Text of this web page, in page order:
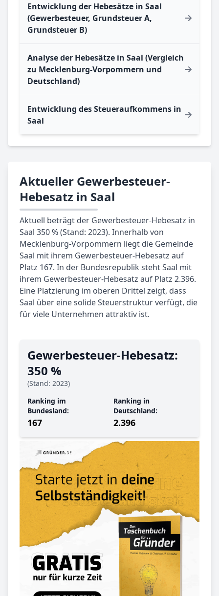
Entwicklung der Hebesätze in Saal
(Gewerbesteuer, Grundsteuer A,
Grundsteuer B)
Analyse der Hebesätze in Saal (Vergleich
zu Mecklenburg-Vorpommern und
Deutschland)
Entwicklung des Steueraufkommens in
Saal
Aktueller Gewerbesteuer-
Hebesatz in Saal
Aktuell beträgt der Gewerbesteuer-Hebesatz in
Saal 350 % (Stand: 2023). Innerhalb von
Mecklenburg-Vorpommern liegt die Gemeinde
Saal mit ihrem Gewerbesteuer-Hebesatz auf
Platz 167. In der Bundesrepublik steht Saal mit
ihrem Gewerbesteuer-Hebesatz auf Platz 2.396.
Eine Platzierung im oberen Drittel zeigt, dass
Saal über eine solide Steuerstruktur verfügt, die
für viele Unternehmen attraktiv ist.
Gewerbe­steuer-Hebe­satz:
350 %
(Stand: 2023)
Ranking im
Bundesland:
167
Ranking in
Deutschland:
2.396